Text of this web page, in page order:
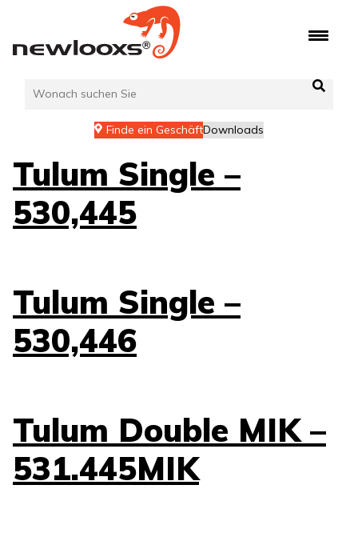
springen
Finde ein GeschäftDownloads
Tulum Single –
530,445
Tulum Single –
530,446
Tulum Double MIK –
531.445MIK